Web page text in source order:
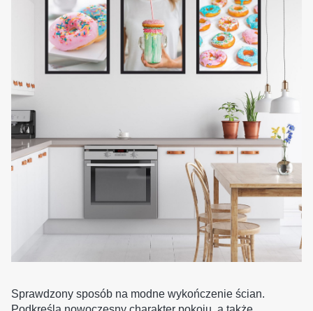
Sprawdzony sposób na modne wykończenie ścian.